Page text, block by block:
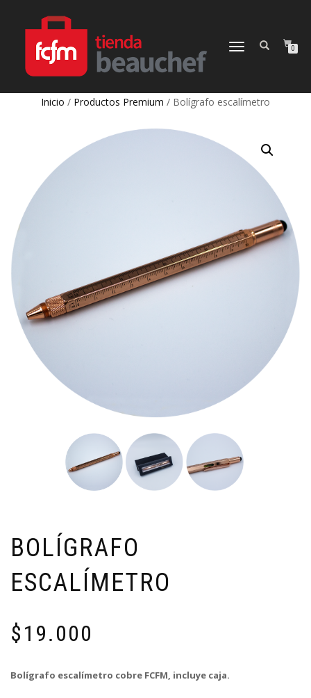
CAMBIAR
0
Inicio / Productos Premium / Bolígrafo escalímetro
BOLÍGRAFO
ESCALÍMETRO
$19.000
Bolígrafo escalímetro cobre FCFM, incluye caja.